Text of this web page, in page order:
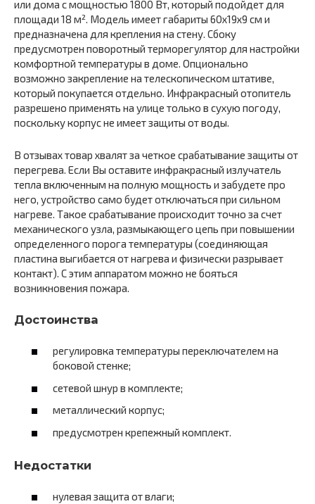
или дома с мощностью 1800 Вт, который подойдет для
площади 18 м². Модель имеет габариты 60х19х9 см и
предназначена для крепления на стену. Сбоку
предусмотрен поворотный терморегулятор для настройки
комфортной температуры в доме. Опционально
возможно закрепление на телескопическом штативе,
который покупается отдельно. Инфракрасный отопитель
разрешено применять на улице только в сухую погоду,
поскольку корпус не имеет защиты от воды.
В отзывах товар хвалят за четкое срабатывание защиты от
перегрева. Если Вы оставите инфракрасный излучатель
тепла включенным на полную мощность и забудете про
него, устройство само будет отключаться при сильном
нагреве. Такое срабатывание происходит точно за счет
механического узла, размыкающего цепь при повышении
определенного порога температуры (соединяющая
пластина выгибается от нагрева и физически разрывает
контакт). С этим аппаратом можно не бояться
возникновения пожара.
Достоинства
регулировка температуры переключателем на
боковой стенке;
сетевой шнур в комплекте;
металлический корпус;
предусмотрен крепежный комплект.
Недостатки
нулевая защита от влаги;